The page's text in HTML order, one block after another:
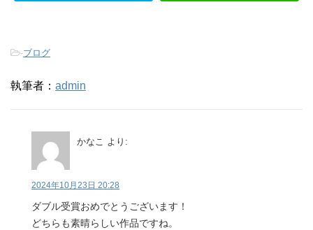
-ブログ
執筆者： admin
かなこ より:
2024年10月23日 20:28
ダブル受賞おめでとうございます！
どちらも素晴らしい作品ですね。